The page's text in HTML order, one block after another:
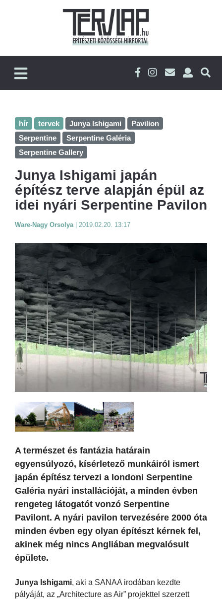
hír tervek Junya Ishigami
Pavilion
Serpentine
Serpentine Galéria
Serpentine Gallery
Junya Ishigami japán
építész terve alapján épül az
idei nyári Serpentine Pavilon
Ware-Nagy Orsolya 2019.02.20. 13:17
A természet és fantázia határain
egyensúlyozó, kísérletező munkáiról ismert
japán építész tervezi a londoni Serpentine
Galéria nyári installációját, a minden évben
rengeteg látogatót vonzó Serpentine
Pavilont. A nyári pavilon tervezésére 2000 óta
minden évben egy olyan építészt kérnek fel,
akinek még nincs Angliában megvalósult
épülete.
Junya Ishigami, aki a SANAA irodában kezdte
pályáját, az „Architecture as Air” projekttel szerzett